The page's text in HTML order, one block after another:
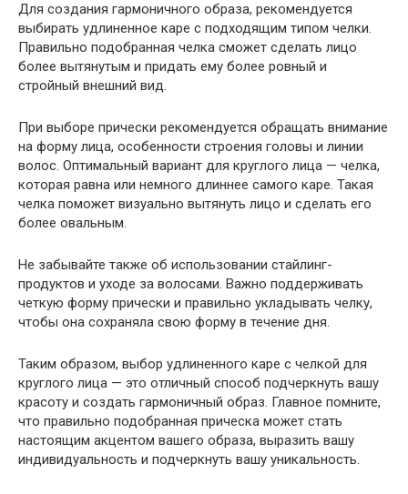
Для создания гармоничного образа, рекомендуется
выбирать удлиненное каре с подходящим типом челки.
Правильно подобранная челка сможет сделать лицо
более вытянутым и придать ему более ровный и
стройный внешний вид.
При выборе прически рекомендуется обращать внимание
на форму лица, особенности строения головы и линии
волос. Оптимальный вариант для круглого лица — челка,
которая равна или немного длиннее самого каре. Такая
челка поможет визуально вытянуть лицо и сделать его
более овальным.
Не забывайте также об использовании стайлинг-
продуктов и уходе за волосами. Важно поддерживать
четкую форму прически и правильно укладывать челку,
чтобы она сохраняла свою форму в течение дня.
Таким образом, выбор удлиненного каре с челкой для
круглого лица — это отличный способ подчеркнуть вашу
красоту и создать гармоничный образ. Главное помните,
что правильно подобранная прическа может стать
настоящим акцентом вашего образа, выразить вашу
индивидуальность и подчеркнуть вашу уникальность.